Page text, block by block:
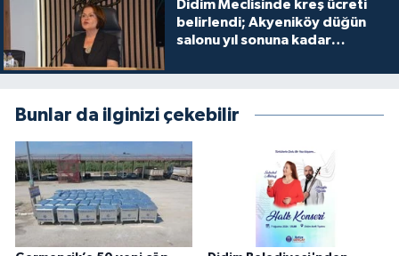
Didim Meclisinde kreş ücreti
belirlendi; Akyeniköy düğün
salonu yıl sonuna kadar
Bunlar da ilginizi çekebilir